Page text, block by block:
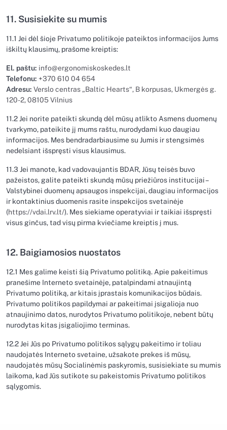
11. Susisiekite su mumis
11.1 Jei dėl šioje Privatumo politikoje pateiktos informacijos Jums
iškiltų klausimų, prašome kreiptis:
El. paštu: info@ergonomiskoskedes.lt
Telefonu: +370 610 04 654
Adresu: Verslo centras „Baltic Hearts“, B korpusas, Ukmergės g.
120-2, 08105 Vilnius
11.2 Jei norite pateikti skundą dėl mūsų atlikto Asmens duomenų
tvarkymo, pateikite jį mums raštu, nurodydami kuo daugiau
informacijos. Mes bendradarbiausime su Jumis ir stengsimės
nedelsiant išspręsti visus klausimus.
11.3 Jei manote, kad vadovaujantis BDAR, Jūsų teisės buvo
pažeistos, galite pateikti skundą mūsų priežiūros institucijai –
Valstybinei duomenų apsaugos inspekcijai, daugiau informacijos
ir kontaktinius duomenis rasite inspekcijos svetainėje
(https://vdai.lrv.lt/). Mes siekiame operatyviai ir taikiai išspręsti
visus ginčus, tad visų pirma kviečiame kreiptis į mus.
12. Baigiamosios nuostatos
12.1 Mes galime keisti šią Privatumo politiką. Apie pakeitimus
pranešime Interneto svetainėje, patalpindami atnaujintą
Privatumo politiką, ar kitais įprastais komunikacijos būdais.
Privatumo politikos papildymai ar pakeitimai įsigalioja nuo
atnaujinimo datos, nurodytos Privatumo politikoje, nebent būtų
nurodytas kitas įsigaliojimo terminas.
12.2 Jei Jūs po Privatumo politikos sąlygų pakeitimo ir toliau
naudojatės Interneto svetaine, užsakote prekes iš mūsų,
naudojatės mūsų Socialinėmis paskyromis, susisiekiate su mumis
laikoma, kad Jūs sutikote su pakeistomis Privatumo politikos
sąlygomis.